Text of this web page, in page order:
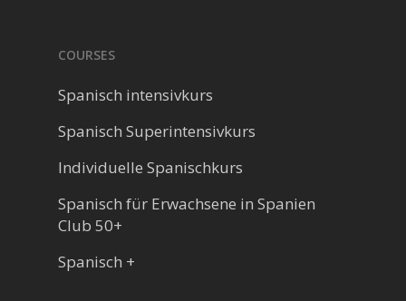
COURSES
Spanisch intensivkurs
Spanisch Superintensivkurs
Individuelle Spanischkurs
Spanisch für Erwachsene in Spanien
Club 50+
Spanisch +